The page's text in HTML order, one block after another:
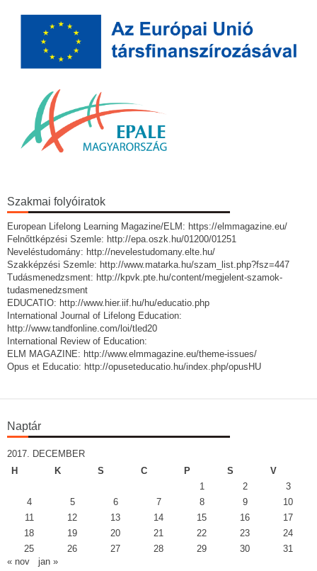
Szakmai folyóiratok
European Lifelong Learning Magazine/ELM: https://elmmagazine.eu/
Felnőttképzési Szemle: http://epa.oszk.hu/01200/01251
Neveléstudomány: http://nevelestudomany.elte.hu/
Szakképzési Szemle: http://www.matarka.hu/szam_list.php?fsz=447
Tudásmenedzsment: http://kpvk.pte.hu/content/megjelent-szamok-
tudasmenedzsment
EDUCATIO: http://www.hier.iif.hu/hu/educatio.php
International Journal of Lifelong Education:
http://www.tandfonline.com/loi/tled20
International Review of Education:
ELM MAGAZINE: http://www.elmmagazine.eu/theme-issues/
Opus et Educatio: http://opuseteducatio.hu/index.php/opusHU
Naptár
2017. DECEMBER
H
K S C P S
V
1
2
3
4
5 6 7 8 9
10
11
12 13 14 15 16
17
18
19 20 21 22 23
24
25
26 27 28 29 30
31
« nov
jan »